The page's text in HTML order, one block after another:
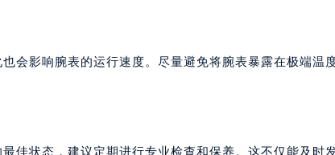
黑龙江省鸡西市鸡冠区红军路萧邦售后服务中心（需提前
黑龙江省齐齐哈尔市龙沙区龙华路萧邦售后服务中心（需
会影响腕表的运行速度。尽量避免将腕表暴露在极端温
佳状态，建议定期进行专业检查和保养。这不仅能及时